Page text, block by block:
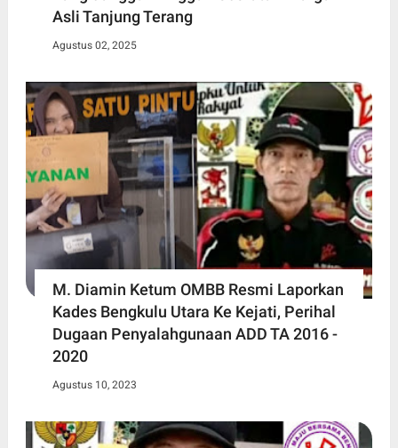
Asli Tanjung Terang
Agustus 02, 2025
M. Diamin Ketum OMBB Resmi Laporkan
Kades Bengkulu Utara Ke Kejati, Perihal
Dugaan Penyalahgunaan ADD TA 2016 -
2020
Agustus 10, 2023